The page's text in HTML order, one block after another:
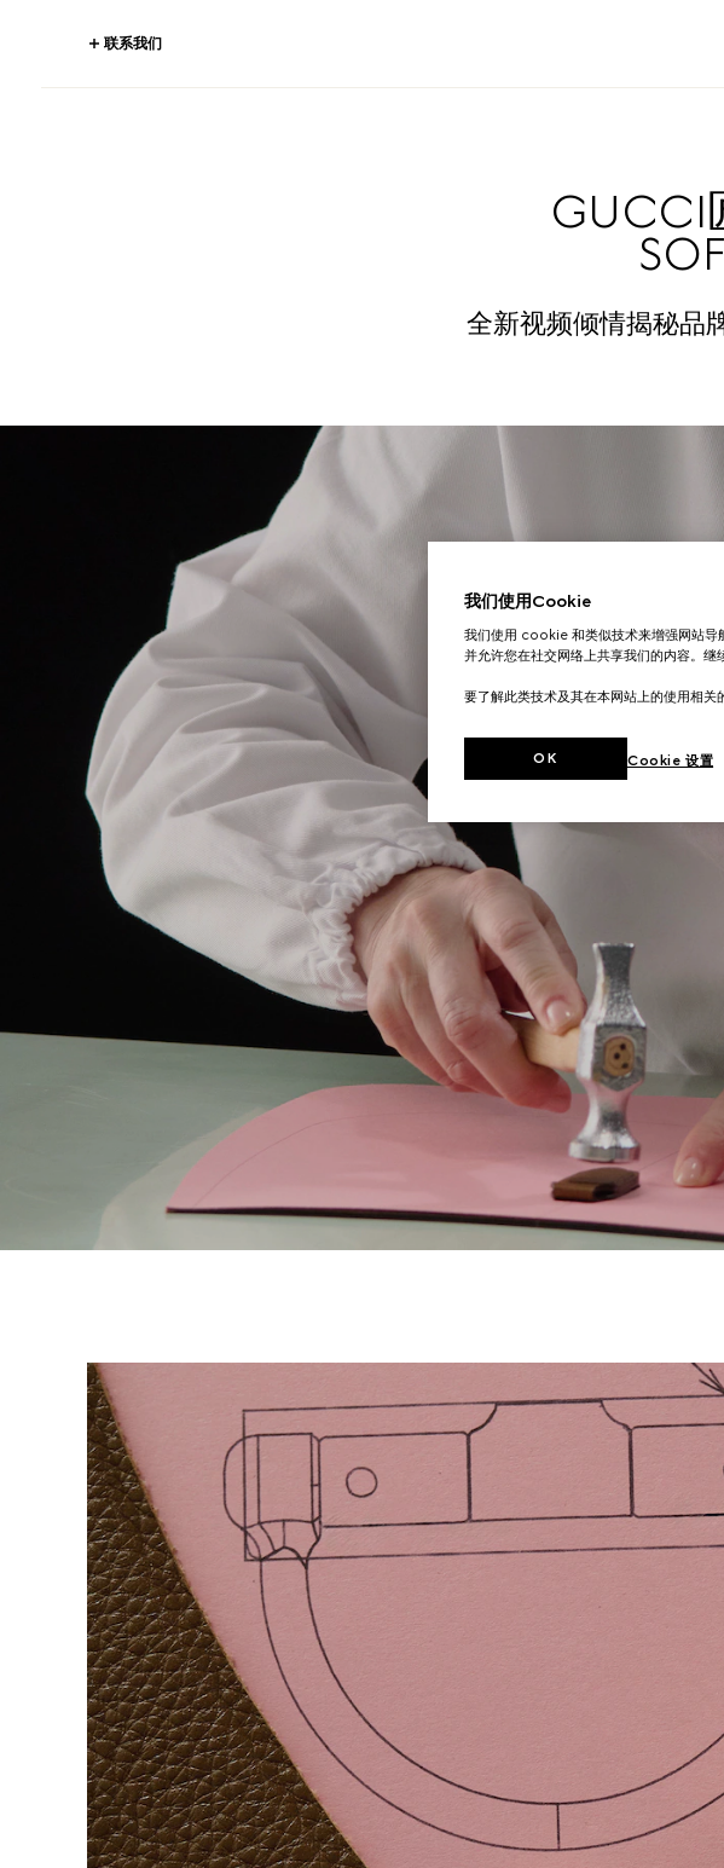
联系我们
GUCCI
全新视频倾情揭秘品
我们使用Cookie
我们使用 cookie 和类似技术来增强网站导
并允许您在社交网络上共享我们的内容。继
要了解此类技术及其在本网站上的使用相关
Cookie 设置
OK